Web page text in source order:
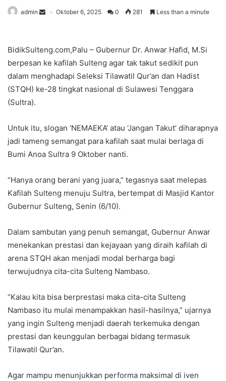
admin Oktober 6, 2025 0 281 Less than a minute
BidikSulteng.com,Palu – Gubernur Dr. Anwar Hafid, M.Si
berpesan ke kafilah Sulteng agar tak takut sedikit pun
dalam menghadapi Seleksi Tilawatil Qur’an dan Hadist
(STQH) ke-28 tingkat nasional di Sulawesi Tenggara
(Sultra).
Untuk itu, slogan ‘NEMAEKA’ atau ‘Jangan Takut’ diharapnya
jadi tameng semangat para kafilah saat mulai berlaga di
Bumi Anoa Sultra 9 Oktober nanti.
“Hanya orang berani yang juara,” tegasnya saat melepas
Kafilah Sulteng menuju Sultra, bertempat di Masjid Kantor
Gubernur Sulteng, Senin (6/10).
Dalam sambutan yang penuh semangat, Gubernur Anwar
menekankan prestasi dan kejayaan yang diraih kafilah di
arena STQH akan menjadi modal berharga bagi
terwujudnya cita-cita Sulteng Nambaso.
“Kalau kita bisa berprestasi maka cita-cita Sulteng
Nambaso itu mulai menampakkan hasil-hasilnya,” ujarnya
yang ingin Sulteng menjadi daerah terkemuka dengan
prestasi dan keunggulan berbagai bidang termasuk
Tilawatil Qur’an.
Agar mampu menunjukkan performa maksimal di iven